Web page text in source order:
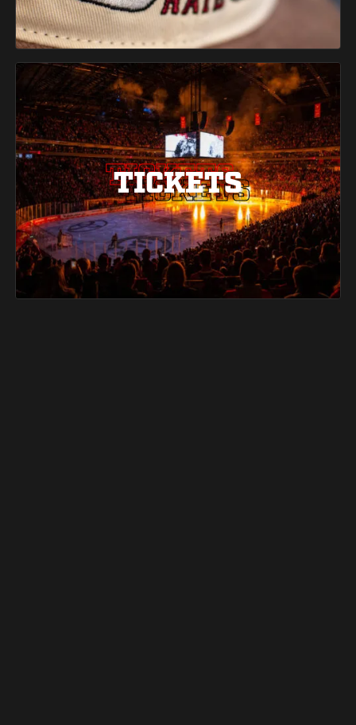
TICKETS
TICKETS
TICKETS